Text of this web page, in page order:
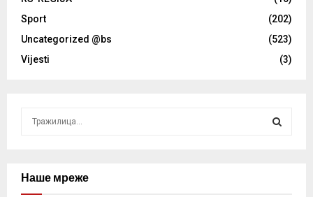
Sport
(202)
Uncategorized @bs
(523)
Vijesti
(3)
cНаше мреже